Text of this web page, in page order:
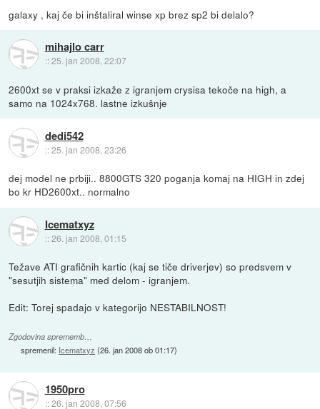
galaxy , kaj če bi inštaliral winse xp brez sp2 bi delalo?
mihajlo carr
::25. jan 2008, 22:07
2600xt se v praksi izkaže z igranjem crysisa tekoče na high, a
samo na 1024x768. lastne izkušnje
dedi542
::25. jan 2008, 23:26
dej model ne prbiji.. 8800GTS 320 poganja komaj na HIGH in zdej
bo kr HD2600xt.. normalno
Icematxyz
::26. jan 2008, 01:15
Težave ATI grafičnih kartic (kaj se tiče driverjev) so predsvem v
"sesutjih sistema" med delom - igranjem.
Edit: Torej spadajo v kategorijo NESTABILNOST!
Zgodovina sprememb…
spremenil: Icematxyz (26. jan 2008 ob 01:17)
1950pro
::26. jan 2008, 07:56